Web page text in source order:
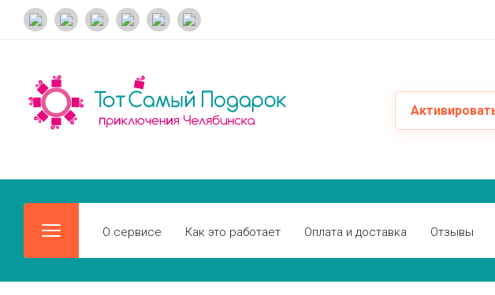
О сервисе Как это работает Оплата и доставка Отзывы